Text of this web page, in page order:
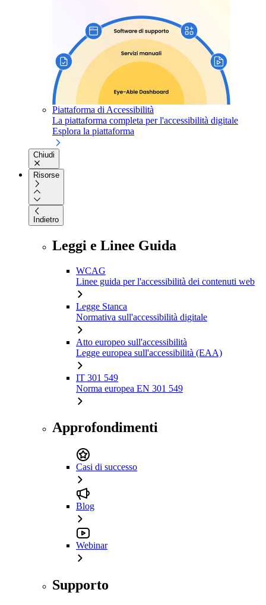
Piattaforma di Accessibilità
La piattaforma completa per l'accessibilità digitale
Esplora la piattaforma
Chiudi
Risorse
Indietro
Leggi e Linee Guida
WCAG
Linee guida per l'accessibilità dei contenuti web
Legge Stanca
Normativa sull'accessibilità digitale
Atto europeo sull'accessibilità
Legge europea sull'accessibilità (EAA)
IT 301 549
Norma europea EN 301 549
Approfondimenti
Casi di successo
Blog
Webinar
Supporto